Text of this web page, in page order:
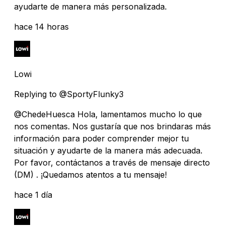
ayudarte de manera más personalizada.
hace 14 horas
Lowi
Replying to @SportyFlunky3
@ChedeHuesca Hola, lamentamos mucho lo que
nos comentas. Nos gustaría que nos brindaras más
información para poder comprender mejor tu
situación y ayudarte de la manera más adecuada.
Por favor, contáctanos a través de mensaje directo
(DM) . ¡Quedamos atentos a tu mensaje!
hace 1 día